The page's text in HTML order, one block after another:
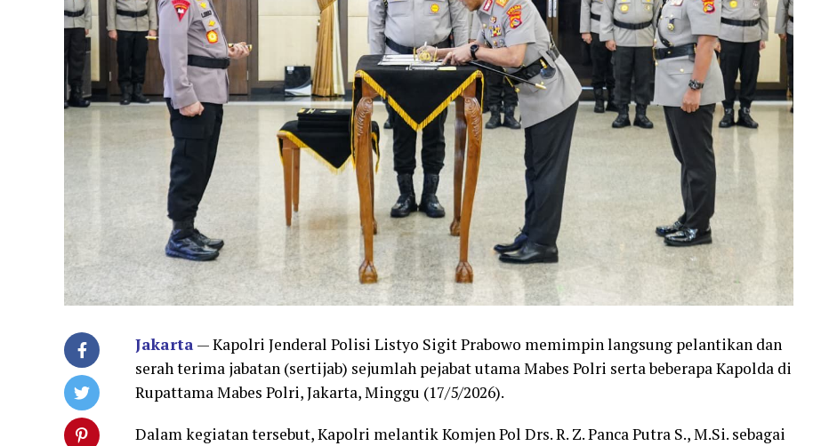
Jakarta — Kapolri Jenderal Polisi Listyo Sigit Prabowo memimpin langsung pelantikan dan
serah terima jabatan (sertijab) sejumlah pejabat utama Mabes Polri serta beberapa Kapolda di
Rupattama Mabes Polri, Jakarta, Minggu (17/5/2026).
Dalam kegiatan tersebut, Kapolri melantik Komjen Pol Drs. R. Z. Panca Putra S., M.Si. sebagai